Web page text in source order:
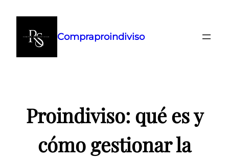
contenido
Compraproindiviso
Proindiviso: qué es y
cómo gestionar la